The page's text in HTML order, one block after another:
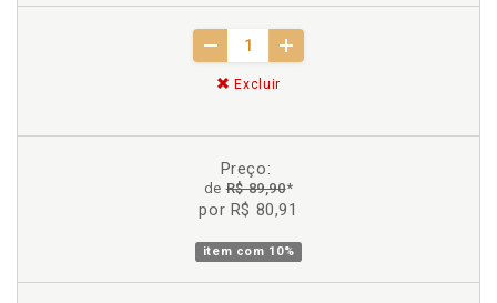
Excluir
Preço:
deR$ 89,90*
por R$ 80,91
item com 10%